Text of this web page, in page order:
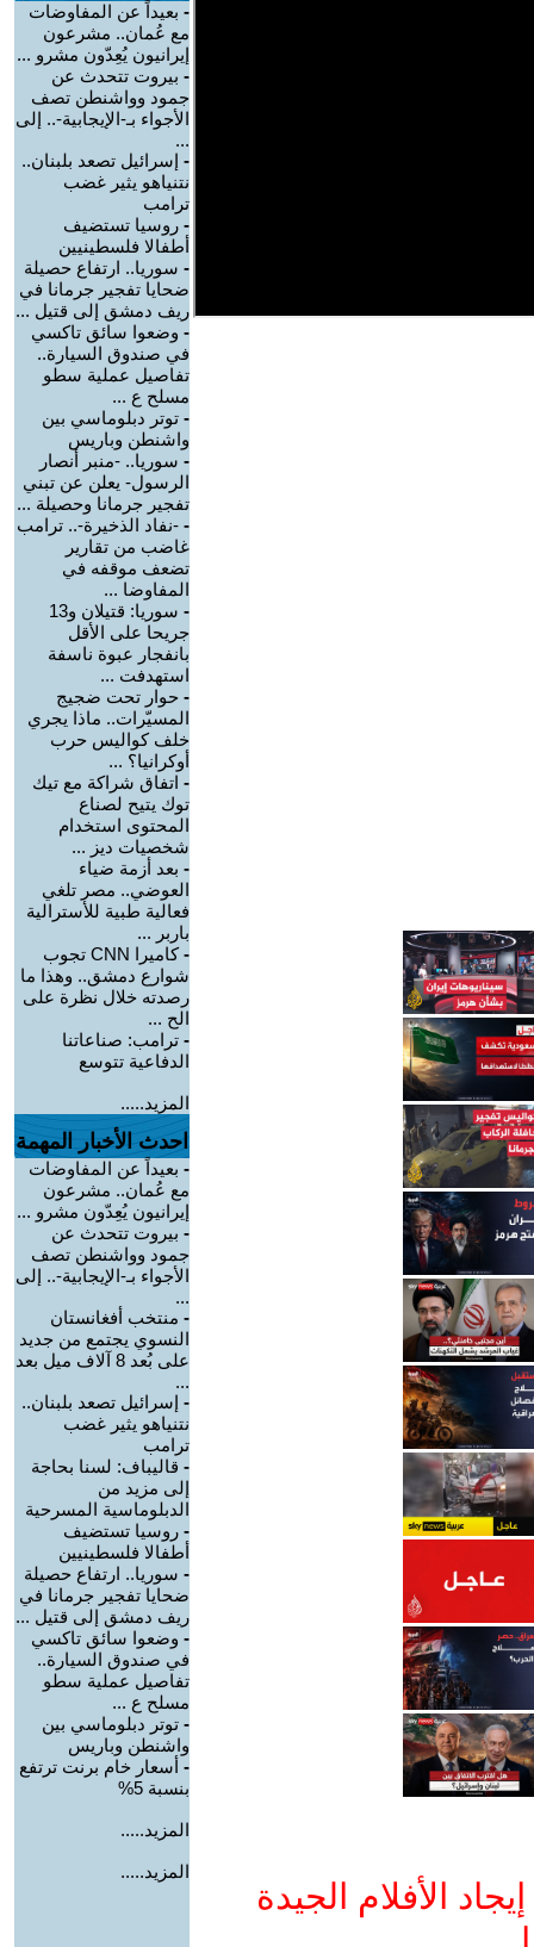
الأفلام الجيدة
- بعيداً عن المفاوضات
مع عُمان.. مشرعون
إيرانيون يُعِدّون مشرو ...
- بيروت تتحدث عن
جمود وواشنطن تصف
الأجواء بـ-الإيجابية-.. إلى
...
- إسرائيل تصعد بلبنان..
نتنياهو يثير غضب
ترامب
- روسيا تستضيف
أطفالا فلسطينيين
- سوريا.. ارتفاع حصيلة
ضحايا تفجير جرمانا في
ريف دمشق إلى قتيل ...
- وضعوا سائق تاكسي
في صندوق السيارة..
تفاصيل عملية سطو
مسلح ع ...
- توتر دبلوماسي بين
واشنطن وباريس
- سوريا.. -منبر أنصار
الرسول- يعلن عن تبني
تفجير جرمانا وحصيلة ...
- -نفاد الذخيرة-.. ترامب
غاضب من تقارير
تضعف موقفه في
المفاوضا ...
-
سوريا: قتيلان و13
جريحا على الأقل
بانفجار عبوة ناسفة
استهدفت ...
- حوار تحت ضجيج
المسيّرات.. ماذا يجري
خلف كواليس حرب
أوكرانيا؟ ...
- اتفاق شراكة مع تيك
توك يتيح لصناع
المحتوى استخدام
شخصيات ديز ...
- بعد أزمة ضياء
العوضي.. مصر تلغي
فعالية طبية للأسترالية
باربر ...
-
كاميرا CNN تجوب
شوارع دمشق.. وهذا ما
رصدته خلال نظرة على
الح ...
- ترامب: صناعاتنا
الدفاعية تتوسع
المزيد.....
احدث الأخبار المهمة
- بعيداً عن المفاوضات
مع عُمان.. مشرعون
إيرانيون يُعِدّون مشرو ...
- بيروت تتحدث عن
جمود وواشنطن تصف
الأجواء بـ-الإيجابية-.. إلى
...
- منتخب أفغانستان
النسوي يجتمع من جديد
على بُعد 8 آلاف ميل بعد
...
- إسرائيل تصعد بلبنان..
نتنياهو يثير غضب
ترامب
- قاليباف: لسنا بحاجة
إلى مزيد من
الدبلوماسية المسرحية
- روسيا تستضيف
أطفالا فلسطينيين
- سوريا.. ارتفاع حصيلة
ضحايا تفجير جرمانا في
ريف دمشق إلى قتيل ...
- وضعوا سائق تاكسي
في صندوق السيارة..
تفاصيل عملية سطو
مسلح ع ...
- توتر دبلوماسي بين
واشنطن وباريس
- أسعار خام برنت ترتفع
بنسبة 5%
المزيد.....
المزيد.....